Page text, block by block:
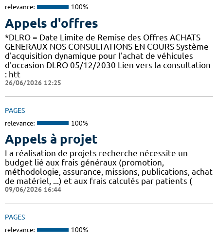
relevance: 100%
Appels d'offres
*DLRO = Date Limite de Remise des Offres ACHATS
GENERAUX NOS CONSULTATIONS EN COURS Système
d'acquisition dynamique pour l'achat de véhicules
d'occasion DLRO 05/12/2030 Lien vers la consultation
: htt
26/06/2026 12:25
PAGES
relevance: 100%
Appels à projet
La réalisation de projets recherche nécessite un
budget lié aux frais généraux (promotion,
méthodologie, assurance, missions, publications, achat
de matériel, ...) et aux frais calculés par patients (
09/06/2026 16:44
PAGES
relevance: 100%